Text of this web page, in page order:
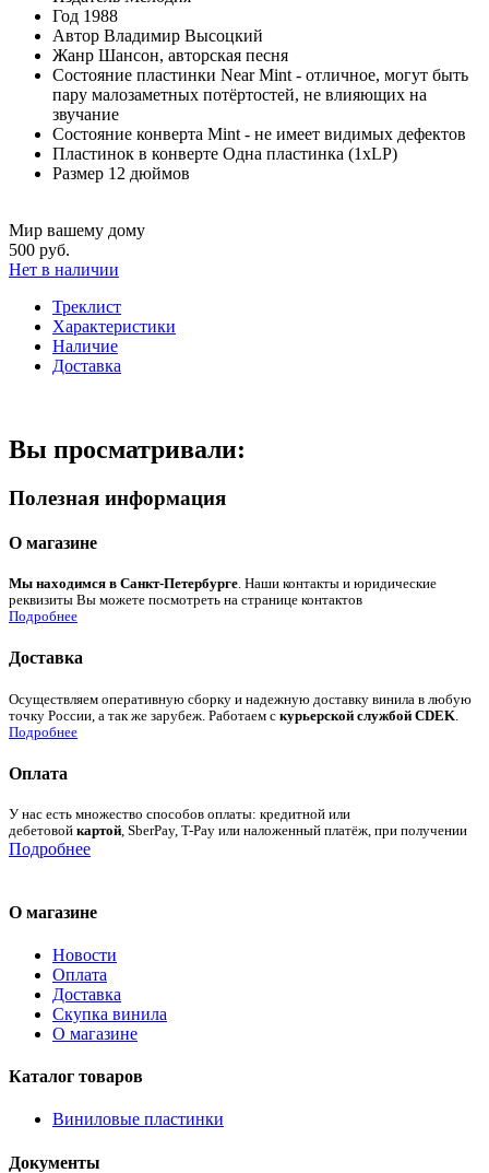
Год 1988
Автор Владимир Высоцкий
Жанр Шансон, авторская песня
Состояние пластинки Near Mint - отличное, могут быть
пару малозаметных потёртостей, не влияющих на
звучание
Состояние конверта Mint - не имеет видимых дефектов
Пластинок в конверте Одна пластинка (1xLP)
Размер 12 дюймов
Мир вашему дому
500 руб.
Нет в наличии
Треклист
Характеристики
Наличие
Доставка
Вы просматривали:
Полезная информация
О магазине
Мы находимся в Санкт-Петербурге. Наши контакты и юридические
реквизиты Вы можете посмотреть на странице контактов
Подробнее
Доставка
Осуществляем оперативную сборку и надежную доставку винила в любую
точку России, а так же зарубеж. Работаем с курьерской службой CDEK
Подробнее
Оплата
У нас есть множество способов оплаты: кредитной или
дебетовой картой, SberPay, T-Pay или наложенный платёж, при получении
Подробнее
О магазине
Новости
Оплата
Доставка
Скупка винила
О магазине
Каталог товаров
Виниловые пластинки
Документы